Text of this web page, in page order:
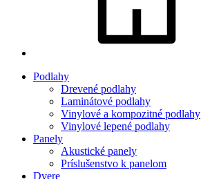
Podlahy
Drevené podlahy
Laminátové podlahy
Vinylové a kompozitné podlahy
Vinylové lepené podlahy
Panely
Akustické panely
Príslušenstvo k panelom
Dvere